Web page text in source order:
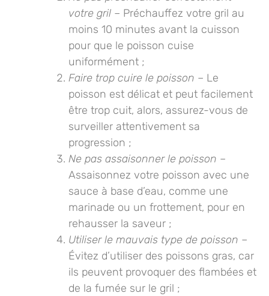
votre gril – Préchauffez votre gril au
moins 10 minutes avant la cuisson
pour que le poisson cuise
uniformément ;
Faire trop cuire le poisson – Le
poisson est délicat et peut facilement
être trop cuit, alors, assurez-vous de
surveiller attentivement sa
progression ;
Ne pas assaisonner le poisson –
Assaisonnez votre poisson avec une
sauce à base d’eau, comme une
marinade ou un frottement, pour en
rehausser la saveur ;
Utiliser le mauvais type de poisson –
Évitez d’utiliser des poissons gras, car
ils peuvent provoquer des flambées et
de la fumée sur le gril ;